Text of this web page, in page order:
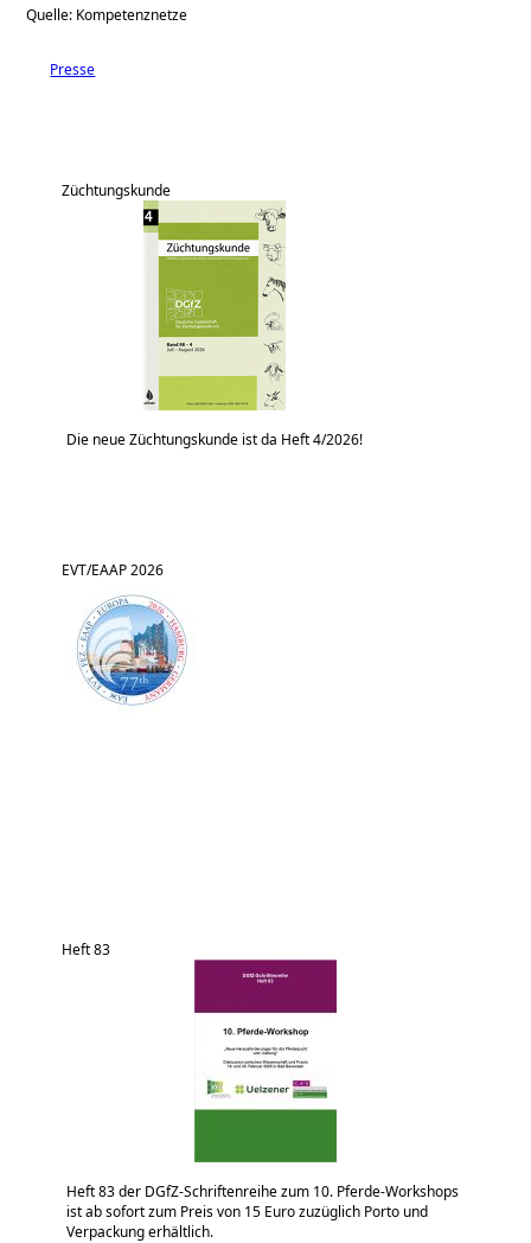
Quelle: Kompetenznetze
Presse
Züchtungskunde
Die neue Züchtungskunde ist da Heft 4/2026!
EVT/EAAP 2026
Heft 83
Heft 83 der DGfZ-Schriftenreihe zum 10. Pferde-Workshops
ist ab sofort zum Preis von 15 Euro zuzüglich Porto und
Verpackung erhältlich.